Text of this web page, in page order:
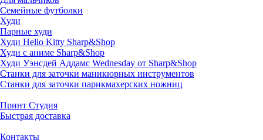
Семейные футболки
Худи
Парные худи
Худи Hello Kitty Sharp&Shop
Худи с аниме Sharp&Shop
Худи Уэнсдей Аддамс Wednesday от Sharp&Shop
Станки для заточки маникюрных инструментов
Станки для заточки парикмахерских ножниц
Принт Студия
Быстрая доставка
Контакты